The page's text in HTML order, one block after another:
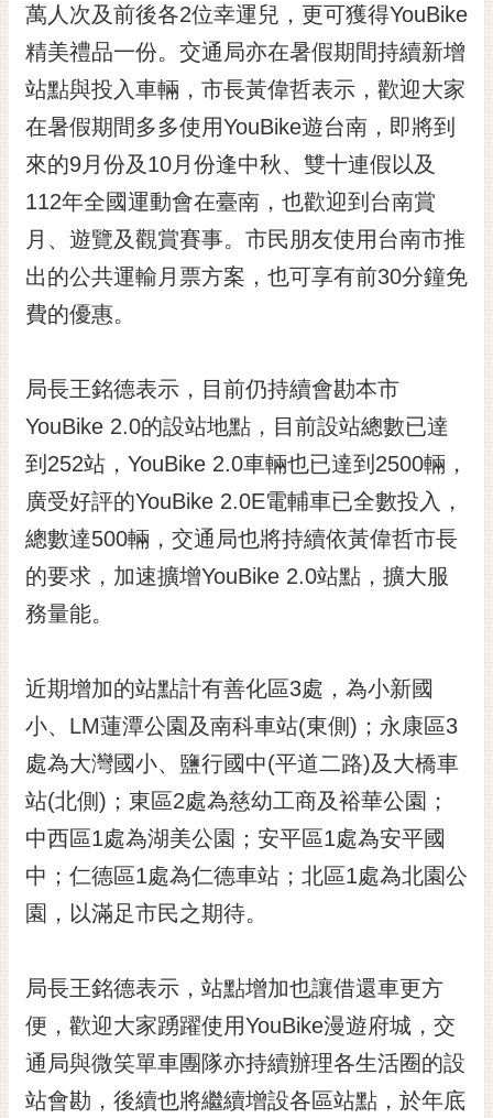
黃
偉
哲
螢
光
花
泉
桐
花
祭
網
導
覽
訂
閱
RSS
訂
閱
電
子
市
民
信
箱
English
日
本
私
權
及
安
全
政
萬人次及前後各2位幸運兒，更可獲得YouBike
精美禮品一份。交通局亦在暑假期間持續新增
站點與投入車輛，市長黃偉哲表示，歡迎大家
在暑假期間多多使用YouBike遊台南，即將到
來的9月份及10月份逢中秋、雙十連假以及
112年全國運動會在臺南，也歡迎到台南賞
月、遊覽及觀賞賽事。市民朋友使用台南市推
出的公共運輸月票方案，也可享有前30分鐘免
費的優惠。
局長王銘德表示，目前仍持續會勘本市
YouBike 2.0的設站地點，目前設站總數已達
到252站，YouBike 2.0車輛也已達到2500輛，
廣受好評的YouBike 2.0E電輔車已全數投入，
總數達500輛，交通局也將持續依黃偉哲市長
的要求，加速擴增YouBike 2.0站點，擴大服
務量能。
近期增加的站點計有善化區3處，為小新國
小、LM蓮潭公園及南科車站(東側)；永康區3
處為大灣國小、鹽行國中(平道二路)及大橋車
站(北側)；東區2處為慈幼工商及裕華公園；
中西區1處為湖美公園；安平區1處為安平國
中；仁德區1處為仁德車站；北區1處為北園公
園，以滿足市民之期待。
局長王銘德表示，站點增加也讓借還車更方
便，歡迎大家踴躍使用YouBike漫遊府城，交
通局與微笑單車團隊亦持續辦理各生活圈的設
站會勘，後續也將繼續增設各區站點，於年底